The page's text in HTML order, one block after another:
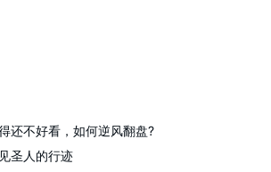
还不好看，如何逆风翻盘?
圣人的行迹